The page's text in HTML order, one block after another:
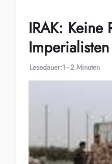
IRAK: Keine
Imperialisten
Lesedauer:1–2 Minuten